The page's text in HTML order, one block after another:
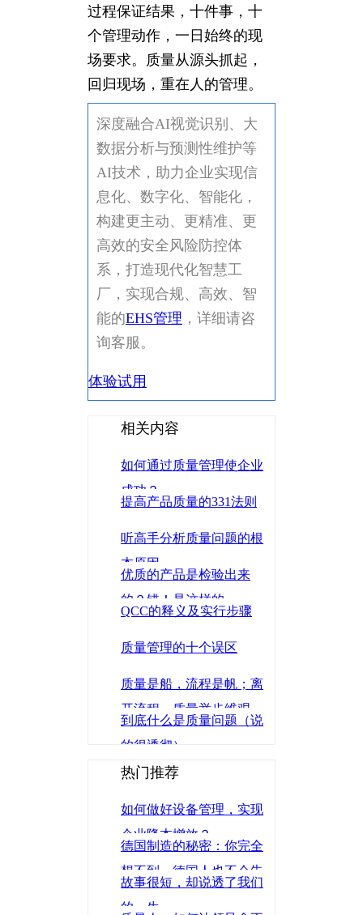
过程保证结果，十件事，十
个管理动作，一日始终的现
场要求。质量从源头抓起，
回归现场，重在人的管理。
深度融合AI视觉识别、大
数据分析与预测性维护等
AI技术，助力企业实现信
息化、数字化、智能化，
构建更主动、更精准、更
高效的安全风险防控体
系，打造现代化智慧工
厂，实现合规、高效、智
能的EHS管理 ，详细请咨
询客服。
体验试用
相关内容
如何通过质量管理使企业
成功？
提高产品质量的331法则
听高手分析质量问题的根
本原因
优质的产品是检验出来
的？错！是这样的...
QCC的释义及实行步骤
质量管理的十个误区
质量是船，流程是帆；离
开流程，质量举步维艰
到底什么是质量问题（说
的很透彻）
热门推荐
如何做好设备管理，实现
企业降本增效？
德国制造的秘密：你完全
想不到，德国人也不会告
故事很短，却说透了我们
的一生